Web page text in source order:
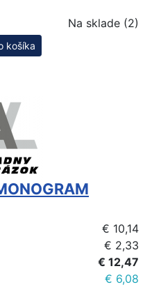
Na sklade (2)
košíka
€ 10,14
€ 2,33
€ 12,47
€ 6,08